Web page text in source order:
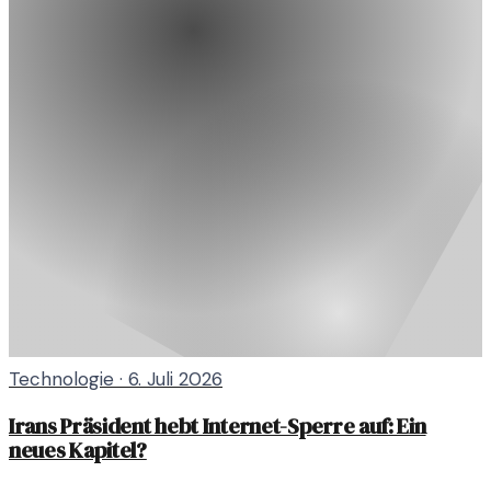
Technologie · 6. Juli 2026
Irans Präsident hebt Internet-Sperre auf: Ein
neues Kapitel?